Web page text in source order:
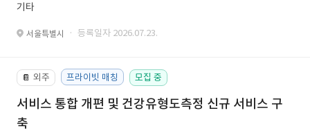
기타
서울특별시 · 등록일자 2026.07.23.
📔 외주 프라이빗 매칭 모집 중
서비스 통합 개편 및 건강유형도측정 신규 서비스 구
축